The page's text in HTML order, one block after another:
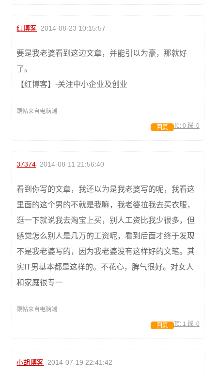
红博客 2014-08-23 10:15:57
要是我老婆看到这边文章，并能引以为豪，那就好
了。
【红博客】-关注中小企业及创业
跟帖来自电脑端
顶: 0 踩: 0
回复
37374 2014-08-11 21:56:40
看到你写的文章，我还以为是我老婆写的呢，我看这
里面的这个男的不就是我嘛，我老婆拉我去买衣服，
逛一下就说我去淘宝上买，别人工资比我少很多，但
感觉怎么别人是几万的工资呢，看到后面才终于发现
不是我老婆写的，因为我老婆没有这样好的文笔。其
实IT男基本都是这样的。不花心，脾气很好。对女人
和家庭很专一
跟帖来自电脑端
顶: 1 踩: 0
回复
小胡博客 2014-07-19 22:41:42